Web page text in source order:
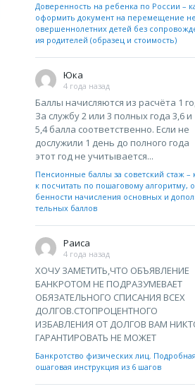
Доверенность на ребенка по России –
оформить документ на перемещение
овершеннолетних детей без
ия родителей (образец и стоимость)
Юка
4 года назад
Баллы начисляются из расчёта 1
За службу 2 или 3 полных года 3,6 и
5,4 балла соответственно. Если не
дослужили 1 день до полного года
этот год не учитывается...
Пенсионные баллы за советский стаж –
к посчитать по пошаговому алгоритму,
бенности начисления основных и
тельных баллов
Раиса
4 года назад
ХОЧУ ЗАМЕТИТЬ,ЧТО ОБЪЯВЛЕНИЕ
БАНКРОТОМ НЕ ПОДРАЗУМЕВАЕТ
ОБЯЗАТЕЛЬНОГО СПИСАНИЯ ВСЕХ
ДОЛГОВ.СТОПРОЦЕНТНОГО
ИЗБАВЛЕНИЯ ОТ ДОЛГОВ ВАМ
ГАРАНТИРОВАТЬ НЕ МОЖЕТ
Банкротство физических лиц.
ошаговая инструкция из 6 шагов